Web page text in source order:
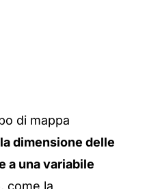
di mappa
dimensione delle
a una variabile
, come la